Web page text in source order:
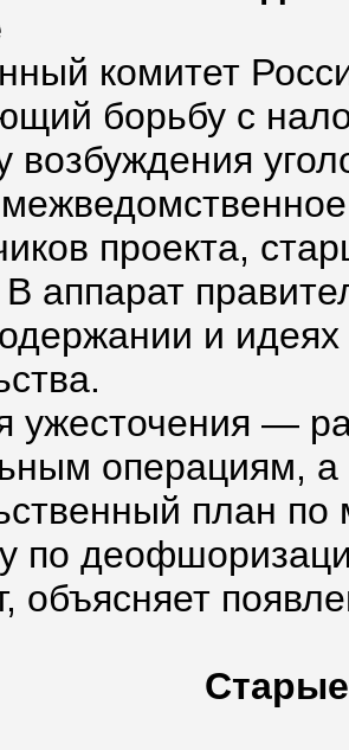
комитет
борьбу с
возбуждения
проекта,
аппарат
и
ужесточения —
операциям,
план
по
объясняет